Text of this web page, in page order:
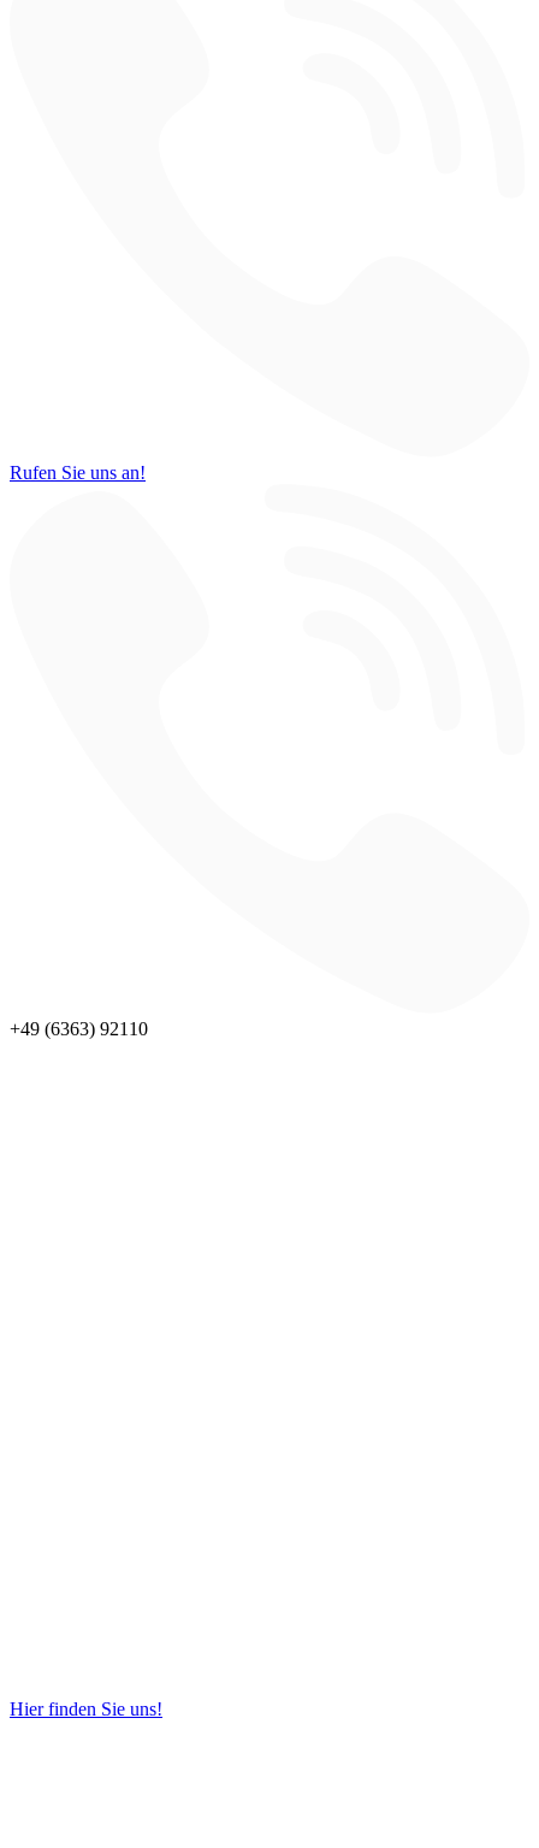
Rufen Sie uns an!
+49 (6363) 92110
Hier finden Sie uns!